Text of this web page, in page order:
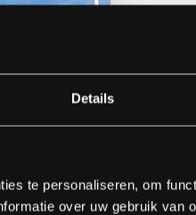
Details
te personaliseren, om
over uw gebruik van